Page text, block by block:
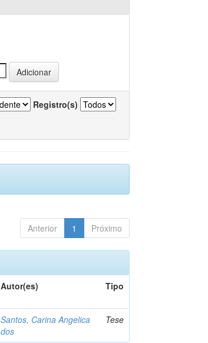
Registro(s)
Anterior 1 Próximo
Autor(es) Tipo
Santos, Carina Angelica
dos
Tese